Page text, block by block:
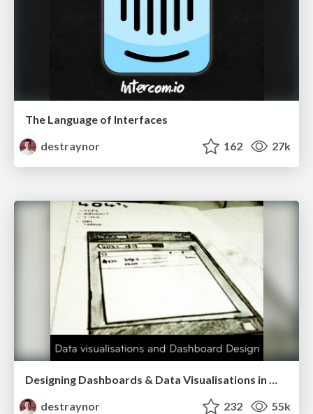
The Language of Interfaces
destraynor
162 27k
Designing Dashboards & Data Visualisations in Web Apps
destraynor
232 55k